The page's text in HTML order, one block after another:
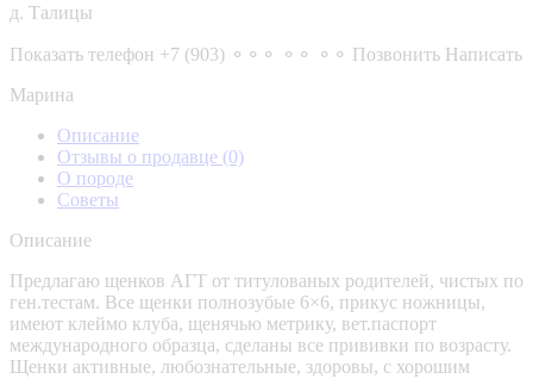
д. Талицы
Показать телефон +7 (903) ⚬⚬⚬ ⚬⚬ ⚬⚬ Позвонить Написать
Марина
Описание
Отзывы о продавце (0)
О породе
Советы
Описание
Предлагаю щенков АГТ от титулованых родителей, чистых по
ген.тестам. Все щенки полнозубые 6×6, прикус ножницы,
имеют клеймо клуба, щенячью метрику, вет.паспорт
международного образца, сделаны все прививки по возрасту.
Щенки активные, любознательные, здоровы, с хорошим